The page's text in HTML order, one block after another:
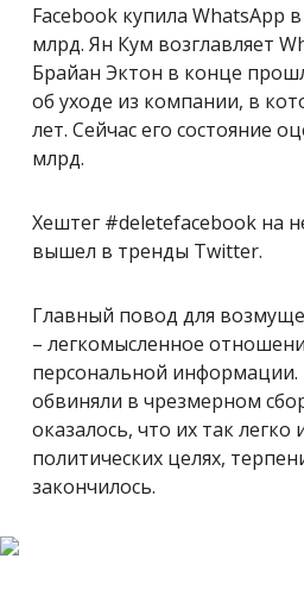
Facebook купила WhatsApp
млрд. Ян Кум возглавляет
Брайан Эктон в конце
об уходе из компании, в
лет. Сейчас его состояние
млрд.
Хештег #deletefacebook на
вышел в тренды Twitter.
Главный повод для
– легкомысленное
персональной
обвиняли в чрезмерном
оказалось, что их так легко
политических целях,
закончилось.